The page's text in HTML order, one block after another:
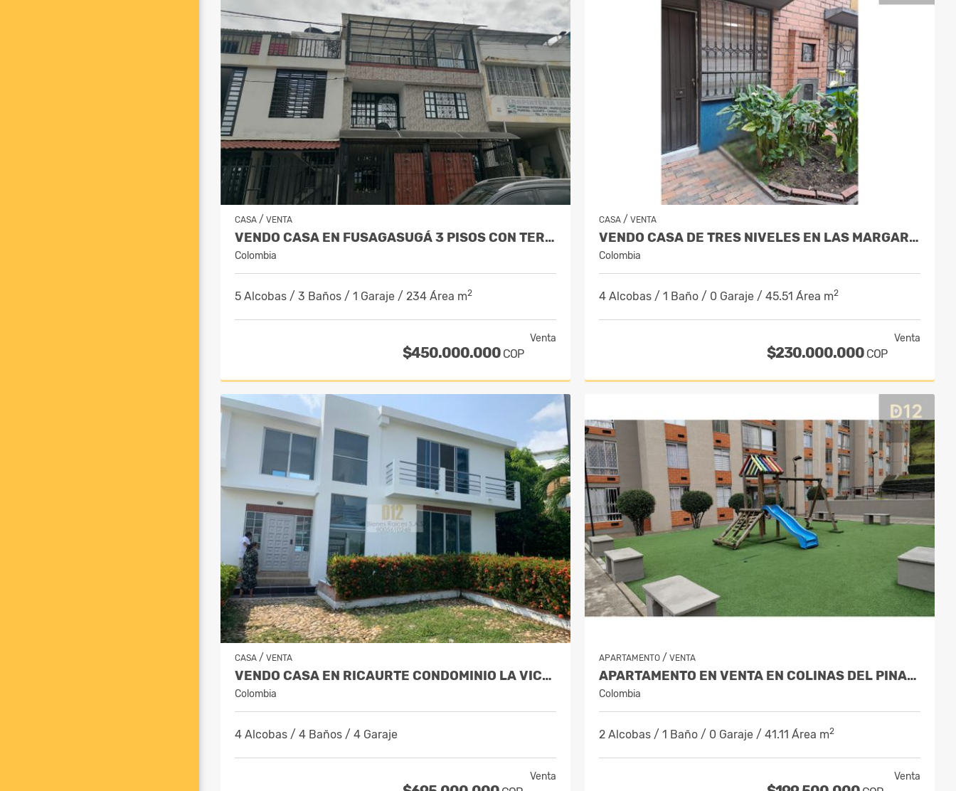
CASA / VENTA
VENDO CASA EN FUSAGASUGÁ 3 PISOS CON TERRAZA - BARRIO LA PAMPA
Colombia
5 Alcobas / 3 Baños / 1 Garaje / 234 Área m2
Venta
$450.000.000 COP
CASA / VENTA
VENDO CASA DE TRES NIVELES EN LAS MARGARITAS KENNEDY
Colombia
4 Alcobas / 1 Baño / 0 Garaje / 45.51 Área m2
Venta
$230.000.000 COP
CASA / VENTA
VENDO CASA EN RICAURTE CONDOMINIO LA VICTORIA
Colombia
4 Alcobas / 4 Baños / 4 Garaje
Venta
APARTAMENTO / VENTA
APARTAMENTO EN VENTA EN COLINAS DEL PINAR SUBA - PISO 4
Colombia
2 Alcobas / 1 Baño / 0 Garaje / 41.11 Área m2
Venta